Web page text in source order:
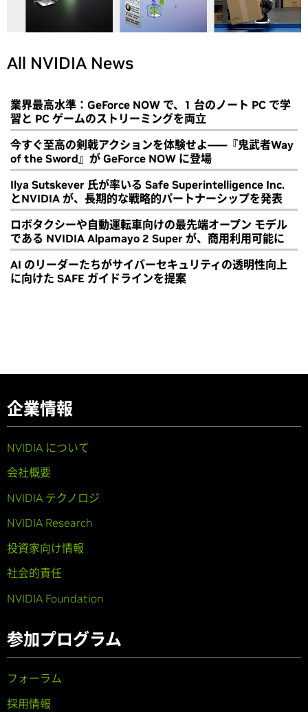
All NVIDIA News
業界最高水準：GeForce NOW で、1 台のノート PC で学
習と PC ゲームのストリーミングを両立
今すぐ至高の剣戟アクションを体験せよ――『鬼武者Way
of the Sword』が GeForce NOW に登場
Ilya Sutskever 氏が率いる Safe Superintelligence Inc.
とNVIDIA が、長期的な戦略的パートナーシップを発表
ロボタクシーや自動運転車向けの最先端オープン モデル
である NVIDIA Alpamayo 2 Super が、商用利用可能に
AI のリーダーたちがサイバーセキュリティの透明性向上
に向けた SAFE ガイドラインを提案
企業情報
NVIDIA について
会社概要
NVIDIA テクノロジ
NVIDIA Research
投資家向け情報
社会的責任
NVIDIA Foundation
参加プログラム
フォーラム
採用情報